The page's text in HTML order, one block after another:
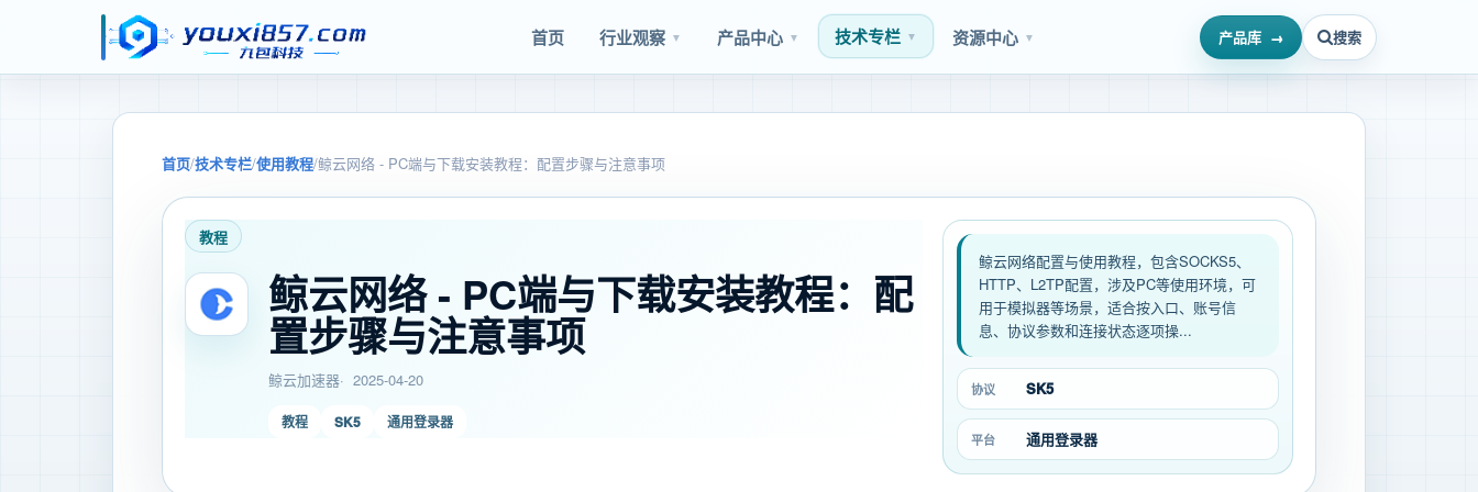
首页 行业观察 ▼ 产品中心 ▼ 技术专栏 ▼ 资源中心 ▼ 产品库 搜索
首页/技术专栏/使用教程/鲸云网络 - PC端与下载安装教程：配置步骤与注意事项
教程
鲸云网络 - PC端与下载安装教程：配
置步骤与注意事项
鲸云加速器 2025-04-20
教程 SK5 通用登录器
鲸云网络配置与使用教程，包含SOCKS5、
HTTP、L2TP配置，涉及PC等使用环境，可
用于模拟器等场景，适合按入口、账号信
息、协议参数和连接状态逐项操...
协议 SK5
平台 通用登录器